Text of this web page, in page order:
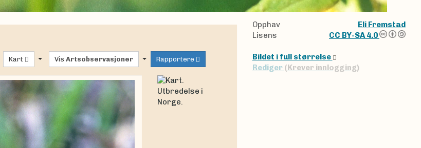
Kart VisArtsobservasjoner Rapportere
Opphav
Eli Fremstad
Lisens
CC BY-SA 4.0
Bildet i full størrelse
Rediger (Krever innlogging)